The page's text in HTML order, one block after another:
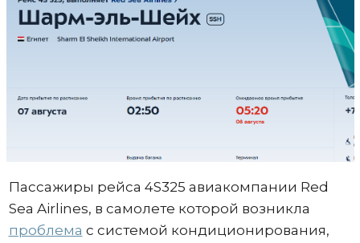
Пассажиры рейса 4S325 авиакомпании Red
Sea Airlines, в самолете которой возникла
проблема с системой кондиционирования,